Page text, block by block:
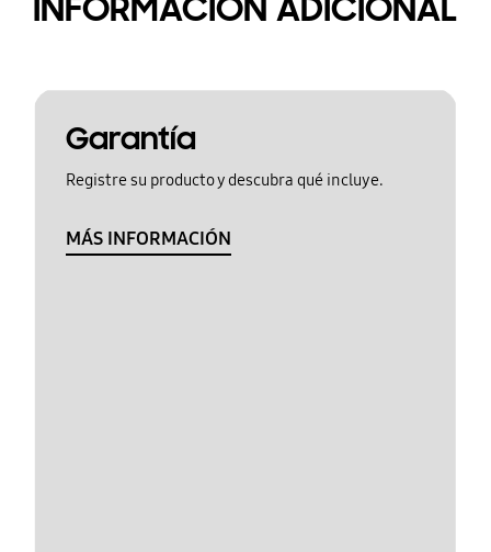
Garantía
Registre su producto y descubra qué incluye.
MÁS INFORMACIÓN